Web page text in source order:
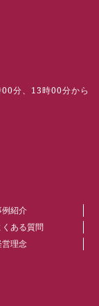
分、13時00分から
例紹介
くある質問
営理念